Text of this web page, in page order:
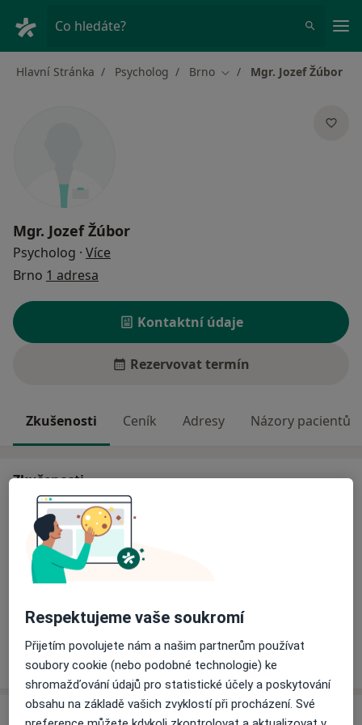
Co hledáte?
Hlavní Stránka Psycholog Brno Změna města
Mgr. Jozef Žúbor
Mgr. Jozef Žúbor
Psycholog · Více
Brno 1 adresa
Kontaktní údaje
Rezervovat termín
Zkušenosti Ceník Adresy Názory pacientů
Zkušenosti
Informace o mne můžete nalézt na
www.psychologic.cz
Hlavní léčená onemocnění
Sociální fobie
Víceo zkušenostech
Služby a ceník služeb
Respektujeme vaše soukromí
Přijetím povolujete nám a našim partnerům používat
soubory cookie (nebo podobné technologie) ke
shromažďování údajů pro statistické účely a poskytování
obsahu na základě vašich zvyklostí při procházení. Své